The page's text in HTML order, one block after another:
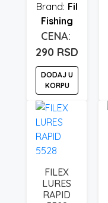
Fil
Fishing
290 RSD
DODAJ U
KORPU
FILEX
LURES
RAPID